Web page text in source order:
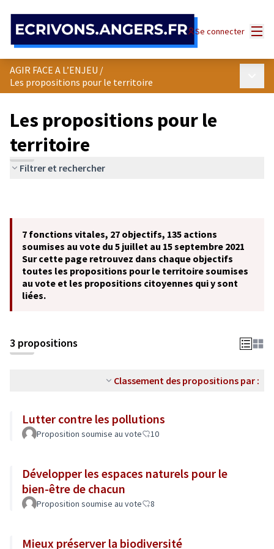
Se connecter
AGIR FACE A L’ENJEU /
Les propositions pour le territoire
Les propositions pour le
territoire
Filtrer et rechercher
7 fonctions vitales, 27 objectifs, 135 actions
soumises au vote du 5 juillet au 15 septembre 2021
Sur cette page retrouvez dans chaque objectifs
toutes les propositions pour le territoire soumises
au vote et les propositions citoyennes qui y sont
liées.
3 propositions
Classement des propositions par :
Lutter contre les pollutions
Proposition soumise au vote 10
Développer les espaces naturels pour le
bien-être de chacun
Proposition soumise au vote 8
Mieux préserver la biodiversité